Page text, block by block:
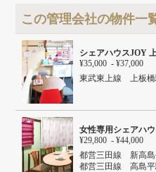
この管理会社の物件一
シェアハウスJOY
¥35,000 - ¥37,000
東武東上線 上板
女性専用シェアハ
¥29,800 - ¥44,000
都営三田線 新高
都営三田線 高島